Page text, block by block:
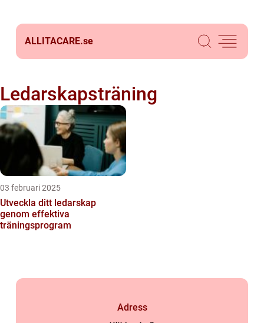
ALLITACARE.se
Ledarskapsträning
03 februari 2025
Utveckla ditt ledarskap
genom effektiva
träningsprogram
Adress